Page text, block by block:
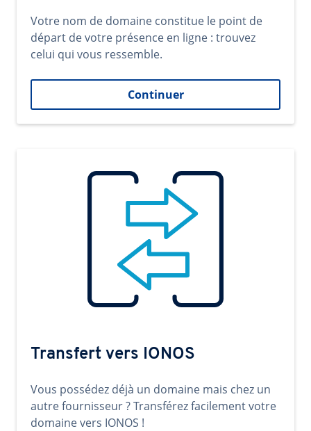
Votre nom de domaine constitue le point de
départ de votre présence en ligne : trouvez
celui qui vous ressemble.
Continuer
Transfert vers IONOS
Vous possédez déjà un domaine mais chez un
autre fournisseur ? Transférez facilement votre
domaine vers IONOS !